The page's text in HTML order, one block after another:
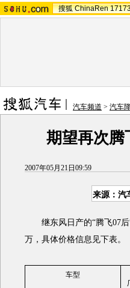
搜狐 ChinaRen
汽车频道 > 汽车
期望再次腾
2007年05月21日09:59
来源：汽
继东风日产的“腾飞07后”
万，具体价格信息见下表。
车型